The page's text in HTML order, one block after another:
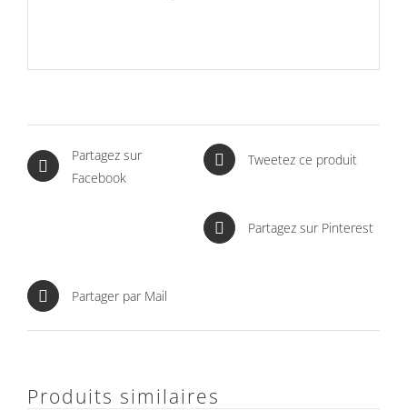
Partagez sur
Facebook
Tweetez ce produit
Partagez sur Pinterest
Partager par Mail
Produits similaires